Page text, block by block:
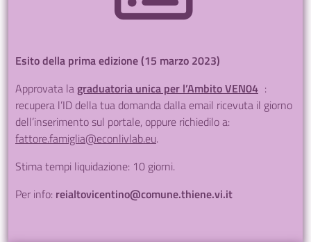
Esito della prima edizione (15 marzo 2023)
Approvata la graduatoria unica per l’Ambito VEN04 :
recupera l’ID della tua domanda dalla email ricevuta il giorno
dell’inserimento sul portale, oppure richiedilo a:
fattore.famiglia@econlivlab.eu.
Stima tempi liquidazione: 10 giorni.
Per info: reialtovicentino@comune.thiene.vi.it